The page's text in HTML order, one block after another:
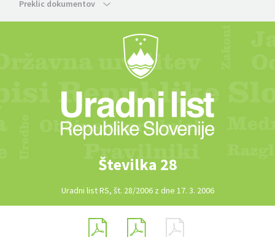
Preklic dokumentov
Številka 28
Uradni list RS, št. 28/2006 z dne 17. 3. 2006